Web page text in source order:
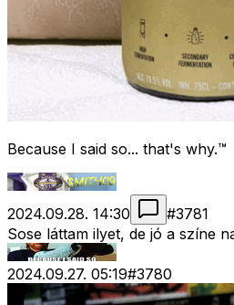
Because I said so... that's why.™
2024.09.28. 14:30 #3781
Sose láttam ilyet, de jó a színe
2024.09.27. 05:19#3780